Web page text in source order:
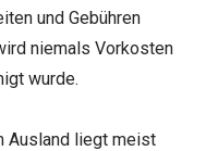
und Gebühren
niemals Vorkosten
wurde.
Ausland liegt meist